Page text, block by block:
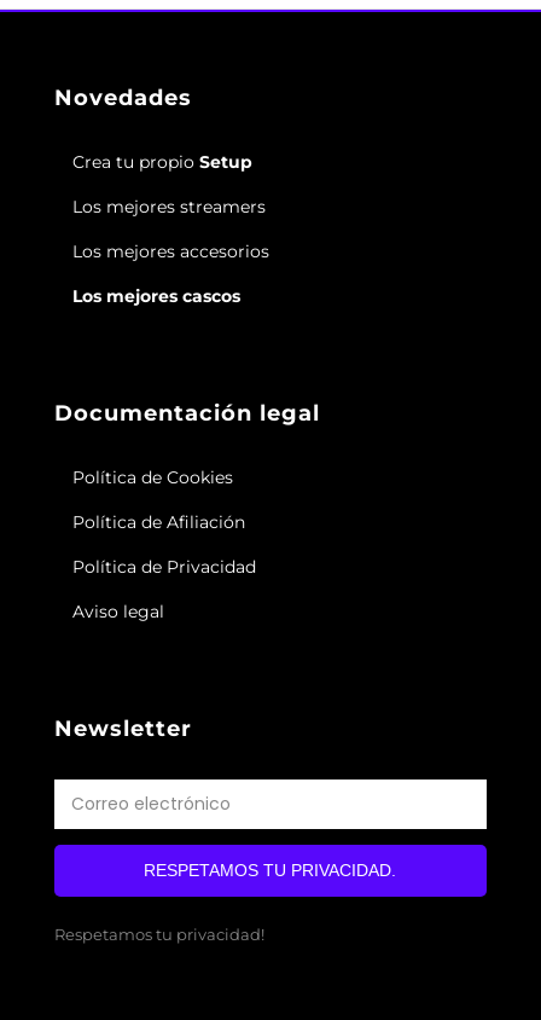
Novedades
Crea tu propio Setup
Los mejores streamers
Los mejores accesorios
Los mejores cascos
Documentación legal
Política de Cookies
Política de Afiliación
Política de Privacidad
Aviso legal
Newsletter
RESPETAMOS TU PRIVACIDAD.
Respetamos tu privacidad!